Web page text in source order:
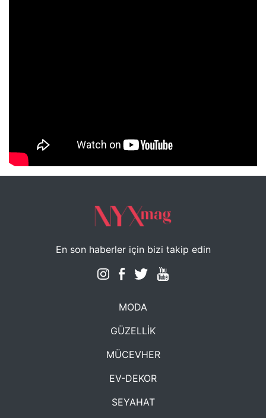
NYXmag 2. Yaş Kutlama Etkinliği
En son haberler için bizi takip edin
MODA
GÜZELLİK
MÜCEVHER
EV-DEKOR
SEYAHAT